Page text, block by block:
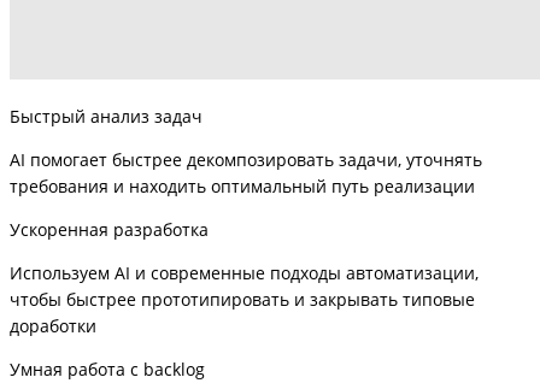
Быстрый анализ задач
AI помогает быстрее декомпозировать задачи, уточнять
требования и находить оптимальный путь реализации
Ускоренная разработка
Используем AI и современные подходы автоматизации,
чтобы быстрее прототипировать и закрывать типовые
доработки
Умная работа с backlog